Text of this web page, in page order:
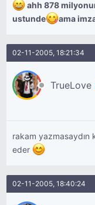
ahh 878
ustunde
ama
02-11-2005, 18:21:34
TrueLove
rakam
eder
02-11-2005, 18:40:24